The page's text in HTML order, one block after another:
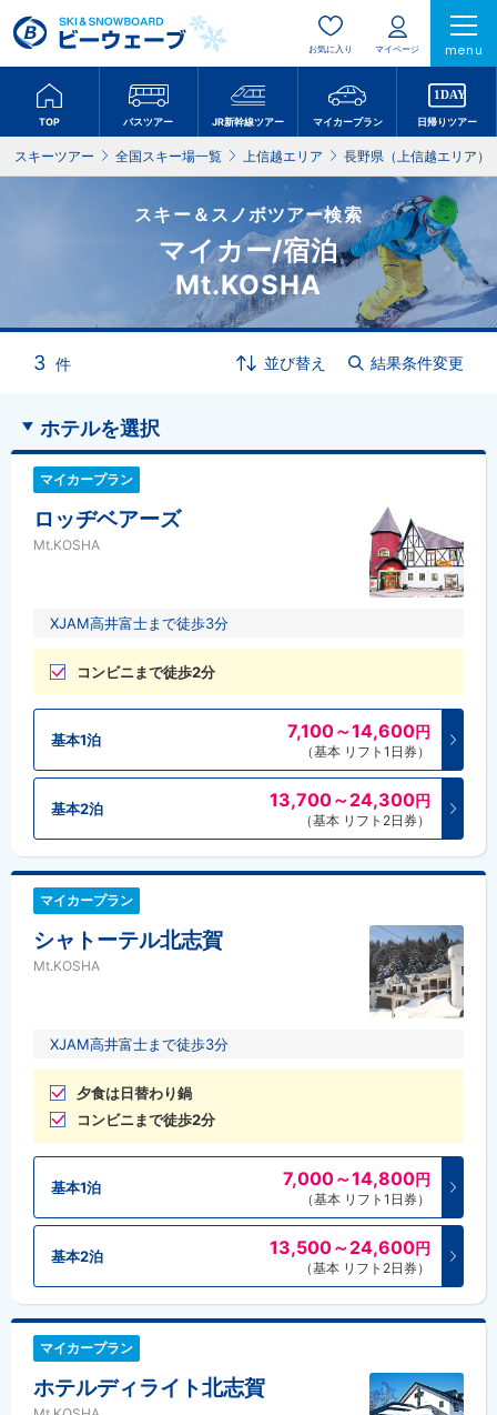
お気に入り マイページ menu
TOP バスツアー JR新幹線ツアー マイカープラン 日帰りツアー
スキーツアー 全国スキー場一覧 上信越エリア 長野県（上信越エリア）
スキー＆スノボツアー検索
マイカー/宿泊
Mt.KOSHA
3 件 並び替え 結果条件変更
ホテルを選択
マイカープラン
ロッヂベアーズ
Mt.KOSHA
XJAM高井富士まで徒歩3分
コンビニまで徒歩2分
基本1泊 7,100～14,600円
（基本 リフト1日券）
基本2泊 13,700～24,300円
（基本 リフト2日券）
マイカープラン
シャトーテル北志賀
Mt.KOSHA
XJAM高井富士まで徒歩3分
夕食は日替わり鍋
コンビニまで徒歩2分
基本1泊 7,000～14,800円
（基本 リフト1日券）
基本2泊 13,500～24,600円
（基本 リフト2日券）
マイカープラン
ホテルディライト北志賀